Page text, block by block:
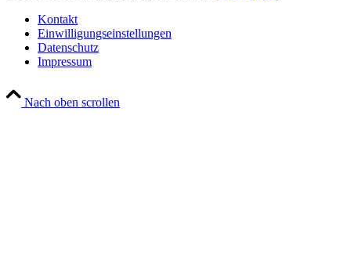
Kontakt
Einwilligungseinstellungen
Datenschutz
Impressum
Nach oben scrollen